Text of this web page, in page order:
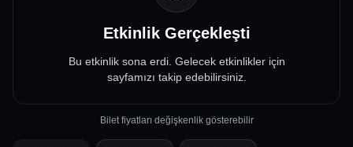
Etkinlik Gerçekleşti
Bu etkinlik sona erdi. Gelecek etkinlikler için
sayfamızı takip edebilirsiniz.
Bilet fiyatları değişkenlik gösterebilir